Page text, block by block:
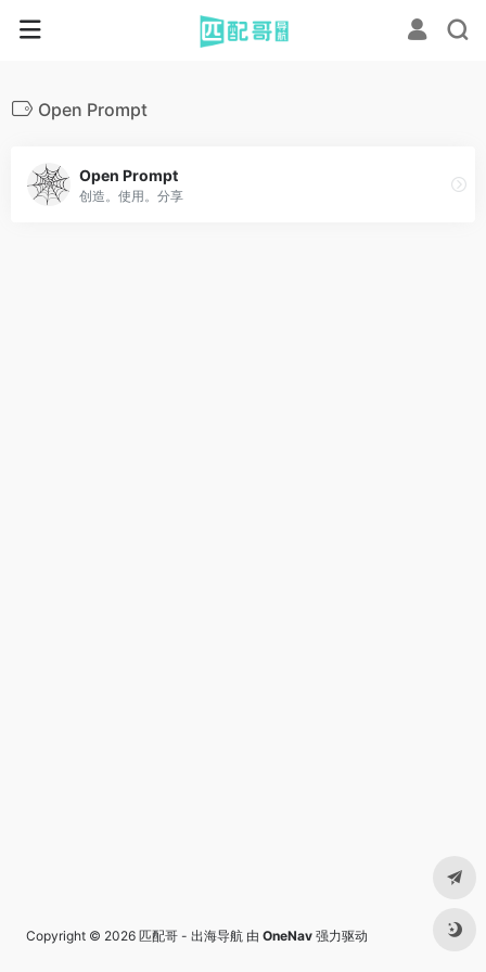
Open Prompt
Open Prompt
创造。使用。分享
Copyright © 2026 匹配哥 - 出海导航 由 OneNav 强力驱动